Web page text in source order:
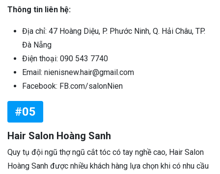
Thông tin liên hệ:
Địa chỉ: 47 Hoàng Diệu, P. Phước Ninh, Q. Hải Châu, TP.
Đà Nẵng
Điện thoại: 090 543 7740
Email: nienisnew.hair@gmail.com
Facebook: FB.com/salonNien
#05
Hair Salon Hoàng Sanh
Quy tụ đội ngũ thợ ngũ cắt tóc có tay nghề cao, Hair Salon
Hoàng Sanh được nhiều khách hàng lựa chọn khi có nhu cầu